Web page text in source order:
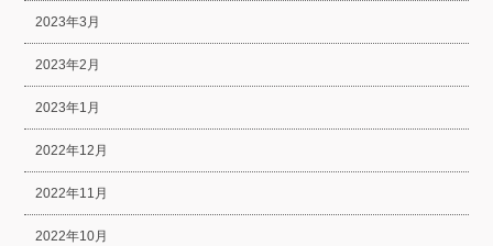
2023年3月
2023年2月
2023年1月
2022年12月
2022年11月
2022年10月